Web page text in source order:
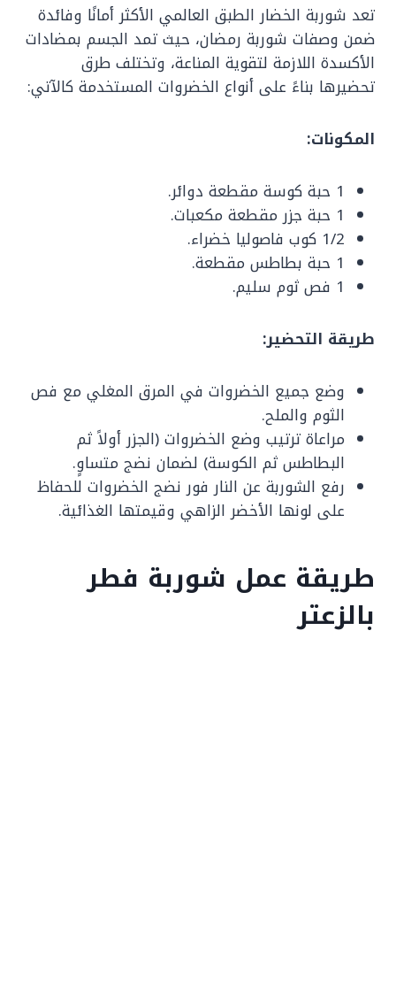
تعد شوربة الخضار الطبق العالمي الأكثر أمانًا وفائدة
ضمن وصفات شوربة رمضان، حيث تمد الجسم بمضادات
الأكسدة اللازمة لتقوية المناعة، وتختلف طرق
تحضيرها بناءً على أنواع الخضروات المستخدمة كالآتي:
المكونات:
1 حبة كوسة مقطعة دوائر.
1 حبة جزر مقطعة مكعبات.
1/2 كوب فاصوليا خضراء.
1 حبة بطاطس مقطعة.
1 فص ثوم سليم.
طريقة التحضير:
وضع جميع الخضروات في المرق المغلي مع فص
الثوم والملح.
مراعاة ترتيب وضع الخضروات (الجزر أولاً ثم
البطاطس ثم الكوسة) لضمان نضج متساوٍ.
رفع الشوربة عن النار فور نضج الخضروات للحفاظ
على لونها الأخضر الزاهي وقيمتها الغذائية.
طريقة عمل شوربة فطر
بالزعتر